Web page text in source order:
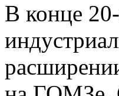
В конце